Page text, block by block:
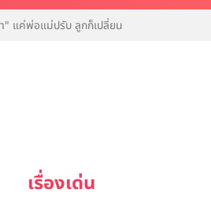
" แค่พ่อแม่ปรับ ลูกก็เปลี่ยน